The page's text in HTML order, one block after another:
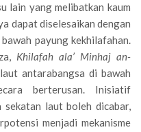
yang melibatkan kaum
dapat diselesaikan dengan
payung kekhilafahan.
Khilafah ala’ Minhaj an-
antarabangsa di bawah
berterusan. Inisiatif
sekatan laut boleh dicabar,
menjadi mekanisme